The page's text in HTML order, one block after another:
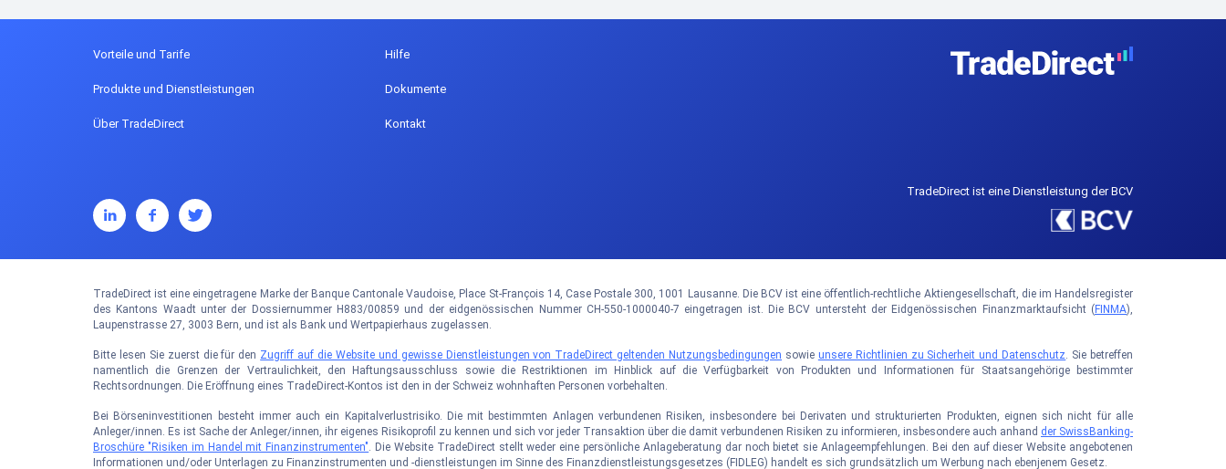
Vorteile und Tarife
Produkte und Dienstleistungen
Über TradeDirect
Hilfe
Dokumente
Kontakt
TradeDirect ist eine Dienstleistung der BCV
TradeDirect ist eine eingetragene Marke der Banque Cantonale Vaudoise, Place St-François 14, Case Postale 300, 1001 Lausanne. Die BCV ist eine öffentlich-rechtliche Aktiengesellschaft, die im Handelsregister
des Kantons Waadt unter der Dossiernummer H883/00859 und der eidgenössischen Nummer CH-550-1000040-7 eingetragen ist. Die BCV untersteht der Eidgenössischen Finanzmarktaufsicht (FINMA),
Laupenstrasse 27, 3003 Bern, und ist als Bank und Wertpapierhaus zugelassen.
Bitte lesen Sie zuerst die für den Zugriff auf die Website und gewisse Dienstleistungen von TradeDirect geltenden Nutzungsbedingungen sowie unsere Richtlinien zu Sicherheit und Datenschutz. Sie betreffen
namentlich die Grenzen der Vertraulichkeit, den Haftungsausschluss sowie die Restriktionen im Hinblick auf die Verfügbarkeit von Produkten und Informationen für Staatsangehörige bestimmter
Rechtsordnungen. Die Eröffnung eines TradeDirect-Kontos ist den in der Schweiz wohnhaften Personen vorbehalten.
Bei Börseninvestitionen besteht immer auch ein Kapitalverlustrisiko. Die mit bestimmten Anlagen verbundenen Risiken, insbesondere bei Derivaten und strukturierten Produkten, eignen sich nicht für alle
Anleger/innen. Es ist Sache der Anleger/innen, ihr eigenes Risikoprofil zu kennen und sich vor jeder Transaktion über die damit verbundenen Risiken zu informieren, insbesondere auch anhand der SwissBanking-
Broschüre "Risiken im Handel mit Finanzinstrumenten". Die Website TradeDirect stellt weder eine persönliche Anlageberatung dar noch bietet sie Anlageempfehlungen. Bei den auf dieser Website angebotenen
Informationen und/oder Unterlagen zu Finanzinstrumenten und -dienstleistungen im Sinne des Finanzdienstleistungsgesetzes (FIDLEG) handelt es sich grundsätzlich um Werbung nach ebenjenem Gesetz.